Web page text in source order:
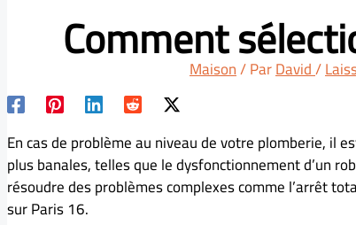
Comment
Maison/ ParDavid/
En cas de problème au niveau de votre plomberie, il
plus banales, telles que le dysfonctionnement d’un
résoudre des problèmes complexes comme l’arrêt
sur Paris 16.